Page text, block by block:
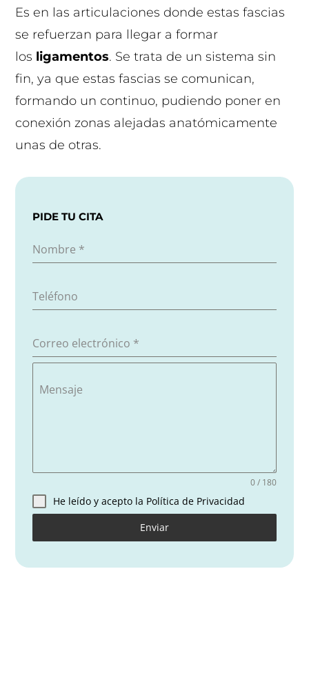
Es en las articulaciones donde estas fascias
se refuerzan para llegar a formar
los ligamentos. Se trata de un sistema sin
fin, ya que estas fascias se comunican,
formando un continuo, pudiendo poner en
conexión zonas alejadas anatómicamente
unas de otras.
PIDE TU CITA
Nombre *
Teléfono
Correo electrónico *
Mensaje
0 / 180
He leído y acepto la Política de Privacidad
Enviar